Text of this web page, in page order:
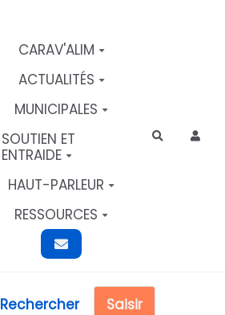
CARAV'ALIM
ACTUALITÉS
MUNICIPALES
SOUTIEN ET
ENTRAIDE
HAUT-PARLEUR
RESSOURCES
Rechercher
Rechercher
Saisir